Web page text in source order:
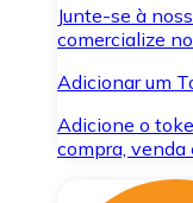
Junte-se à
comercialize
Adicionar um
Adicione o
compra, venda